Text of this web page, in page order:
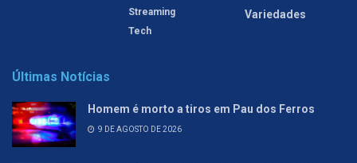
Streaming
Tech
Variedades
Últimas Notícias
Homem é morto a tiros em Pau dos Ferros
9 DE AGOSTO DE 2026